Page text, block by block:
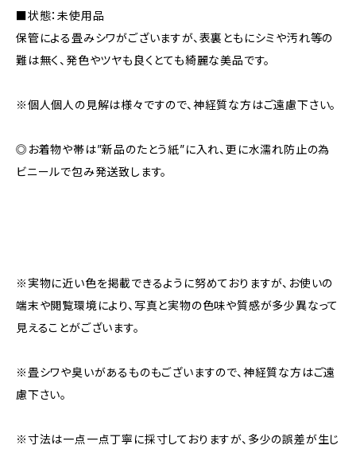
■状態：未使用品
保管による畳みシワがございますが、表裏ともにシミや汚れ等の
難は無く、発色やツヤも良くとても綺麗な美品です。
※個人個人の見解は様々ですので、神経質な方はご遠慮下さい。
◎お着物や帯は”新品のたとう紙”に入れ、更に水濡れ防止の為
ビニールで包み発送致します。
※実物に近い色を掲載できるように努めておりますが、お使いの
端末や閲覧環境により、写真と実物の色味や質感が多少異なって
見えることがございます。
※畳シワや臭いがあるものもございますので、神経質な方はご遠
慮下さい。
※寸法は一点一点丁寧に採寸しておりますが、多少の誤差が生じ